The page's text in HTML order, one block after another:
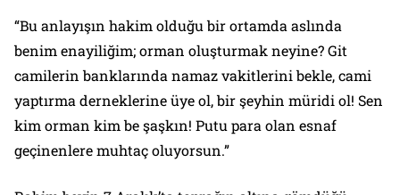
“Bu anlayışın hakim olduğu bir ortamda aslında
benim enayiliğim; orman oluşturmak neyine? Git
camilerin banklarında namaz vakitlerini bekle, cami
yaptırma derneklerine üye ol, bir şeyhin müridi ol! Sen
kim orman kim be şaşkın! Putu para olan esnaf
geçinenlere muhtaç oluyorsun.”